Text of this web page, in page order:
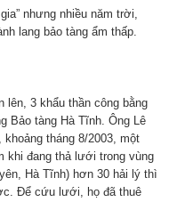
nhưng nhiều năm trời,
lang bảo tàng ẩm thấp.
3 khẩu thần công bằng
Bảo tàng Hà Tĩnh. Ông Lê
tháng 8/2003, một
khi đang thả lưới trong vùng
Hà Tĩnh) hơn 30 hải lý thì
Để cứu lưới, họ đã thuê